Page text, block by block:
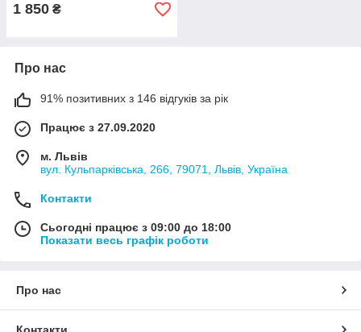
1 850 ₴
Про нас
91% позитивних з 146 відгуків за рік
Працює з 27.09.2020
м. Львів
вул. Кульпарківська, 266, 79071, Львів, Україна
Контакти
Сьогодні працює з 09:00 до 18:00
Показати весь графік роботи
Про нас